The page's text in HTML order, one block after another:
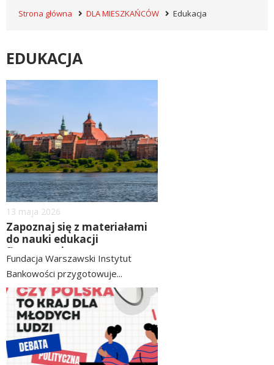
Strona główna DLA MIESZKAŃCÓW Edukacja
EDUKACJA
Dodano
13 maja 2026
Zapoznaj się z materiałami
do nauki edukacji
finansowej
Fundacja Warszawski Instytut
Bankowości przygotowuje...
czytaj
więcej
image